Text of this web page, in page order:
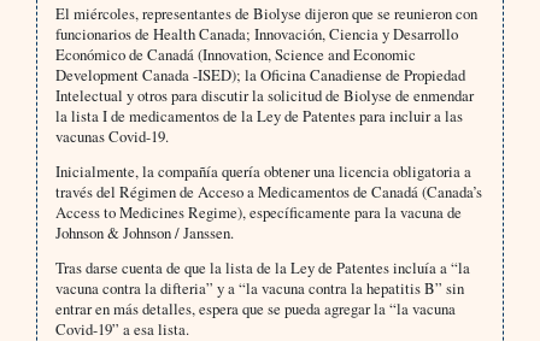
El miércoles, representantes de Biolyse dijeron que se reunieron con
funcionarios de Health Canada; Innovación, Ciencia y Desarrollo
Económico de Canadá (Innovation, Science and Economic
Development Canada -ISED); la Oficina Canadiense de Propiedad
Intelectual y otros para discutir la solicitud de Biolyse de enmendar
la lista I de medicamentos de la Ley de Patentes para incluir a las
vacunas Covid-19.
Inicialmente, la compañía quería obtener una licencia obligatoria a
través del Régimen de Acceso a Medicamentos de Canadá (Canada’s
Access to Medicines Regime), específicamente para la vacuna de
Johnson & Johnson / Janssen.
Tras darse cuenta de que la lista de la Ley de Patentes incluía a “la
vacuna contra la difteria” y a “la vacuna contra la hepatitis B” sin
entrar en más detalles, espera que se pueda agregar la “la vacuna
Covid-19” a esa lista.